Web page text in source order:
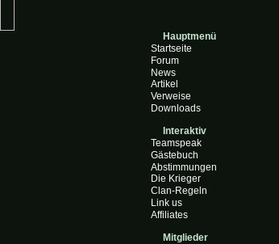
Hauptmenü
Startseite
Forum
News
Artikel
Verweise
Downloads
Interaktiv
Teamspeak
Gästebuch
Abstimmungen
Die Krieger
Clan-Regeln
Link us
Affiliates
Mitglieder